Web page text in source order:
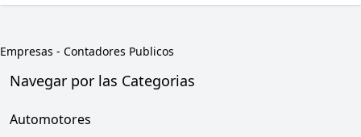
Empresas - Contadores Publicos
Navegar por las Categorias
Automotores